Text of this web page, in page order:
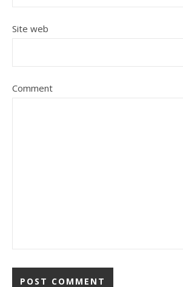
Site web
Comment